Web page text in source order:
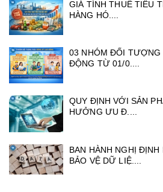
GIÁ TÍNH THUẾ TIÊU
HÀNG HÓ....
03 NHÓM ĐỐI TƯỢNG
ĐỘNG TỪ 01/0....
QUY ĐỊNH VỚI SẢN
HƯỞNG ƯU Đ....
BAN HÀNH NGHỊ
BẢO VỆ DỮ LIỆ....